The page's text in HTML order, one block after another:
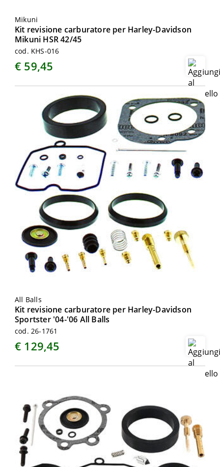
Mikuni
Kit revisione carburatore per Harley-Davidson
Mikuni HSR 42/45
cod. KHS-016
€ 59,45
All Balls
Kit revisione carburatore per Harley-Davidson
Sportster '04-'06 All Balls
cod. 26-1761
€ 129,45